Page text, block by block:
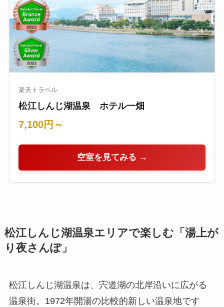
楽天トラベル
松江しんじ湖温泉 ホテル一畑
7,100円～
空室を見てみる →
松江しんじ湖温泉エリアで楽しむ「湯上が
り夜さんぽ」
松江しんじ湖温泉は、宍道湖の北岸沿いに広がる
温泉街。1972年開湯の比較的新しい温泉地です